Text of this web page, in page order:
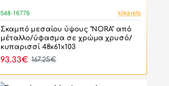
548-16776 klikareto
Σκαμπό μεσαίου ύψους "NORA" από
μέταλλο/ύφασμα σε χρώμα χρυσό/
κυπαρισσί 48x61x103
93.33€ 167.25€